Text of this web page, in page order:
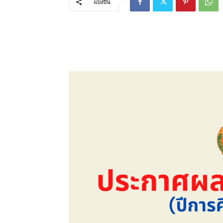
แบ่งปัน